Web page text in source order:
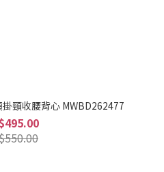
掛頸收腰背心 MWBD262477